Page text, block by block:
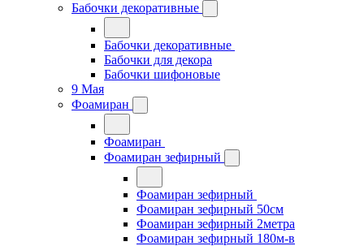
Бабочки декоративные
Бабочки декоративные
Бабочки для декора
Бабочки шифоновые
9 Мая
Фоамиран
Фоамиран
Фоамиран зефирный
Фоамиран зефирный
Фоамиран зефирный 50см
Фоамиран зефирный 2метра
Фоамиран зефирный 180м-в